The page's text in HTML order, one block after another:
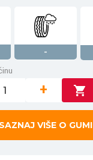
-
+
SAZNAJ VIŠE O GUMI